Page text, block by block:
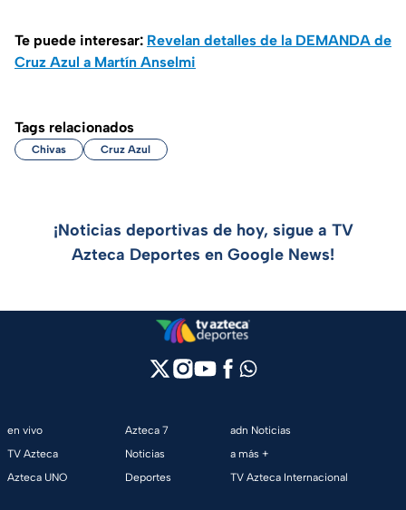
Te puede interesar: Revelan detalles de la DEMANDA de
Cruz Azul a Martín Anselmi
Tags relacionados
Chivas Cruz Azul
¡Noticias deportivas de hoy, sigue a TV
Azteca Deportes en Google News!
en vivo
TV Azteca
Azteca UNO
Azteca 7
Noticias
Deportes
adn Noticias
a más +
TV Azteca Internacional